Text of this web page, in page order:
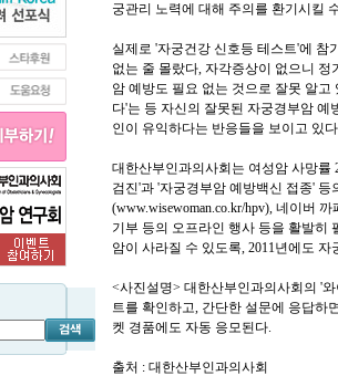
궁관리 노력에 대해 주의를 환기시킬
실제로 '자궁건강 신호등 테스트'에 참
없는 줄 몰랐다, 자각증상이 없으니
암 예방도 필요 없는 것으로 잘못 알
다'는 등 자신의 잘못된 자궁경부암
인이 유익하다는 반응들을 보이고 있
대한산부인과의사회는 여성암 사망률
검진'과 '자궁경부암 예방백신 접종'
(www.wisewoman.co.kr/hpv), 네이버
기부 등의 오프라인 행사 등을 활발히
암이 사라질 수 있도록, 2011년에도
<사진설명> 대한산부인과의사회의 '
트를 확인하고, 간단한 설문에 응답하
켓 경품에도 자동 응모된다.
출처 : 대한산부인과의사회